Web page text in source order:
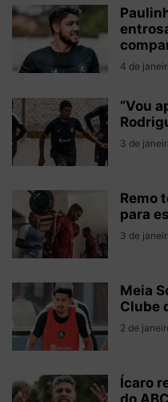
4 de
“Vou
3 de
Remo
para
3 de
Meia
Clube
2 de
Ícaro
do